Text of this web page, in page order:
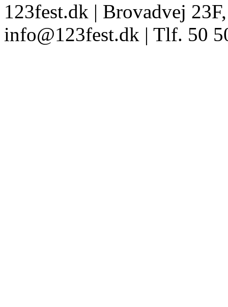
123fest.dk | Brovadvej
info@123fest.dk | Tlf. 50